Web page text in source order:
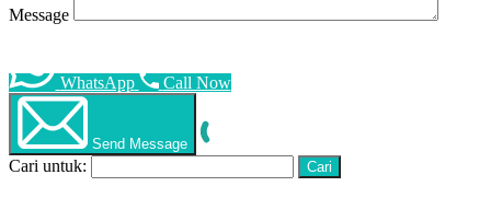
Message
WhatsApp Call Now
Send Message
Cari untuk: